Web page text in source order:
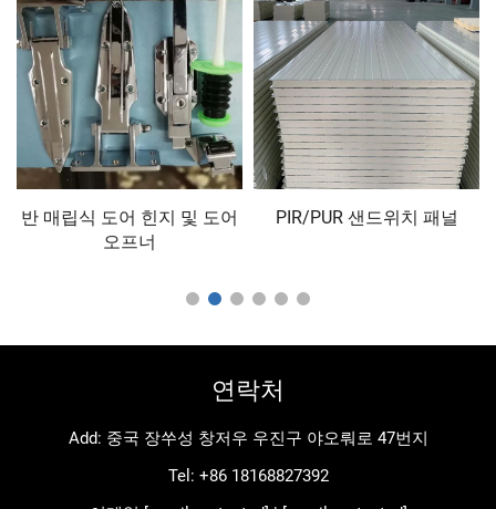
반 매립식 도어 힌지 및 도어
오프너
PIR/PUR 샌드위치 패널
연락처
Add: 중국 장쑤성 창저우 우진구 야오뤄로 47번지
Tel: +86 18168827392